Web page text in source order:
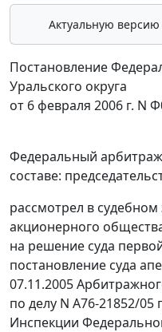
Актуальную
Постановление
Уральского округа
от 6 февраля 2006 г. N
Федеральный
составе:
рассмотрел в
акционерного
на решение суда
постановление суда
07.11.2005
по делу N А76-21852/
Инспекции